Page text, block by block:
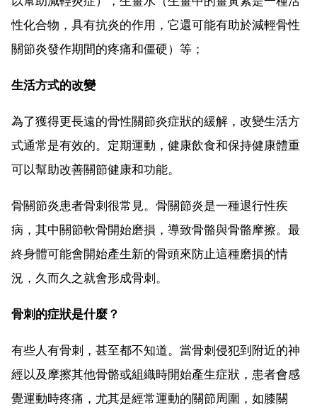
性化合物，具有抗炎的作用，它還可能有助於減輕骨性
關節炎發作期間的疼痛和僵硬）等；
生活方式的改變
為了獲得更長遠的骨性關節炎症狀的緩解，改變生活方
式通常是有效的。定期運動，健康飲食和保持健康體重
可以幫助改善關節健康和功能。
骨關節炎患者骨刺很常見。骨關節炎是一種退行性疾
病，其中關節軟骨開始磨損，導致骨骼與骨骼摩擦。最
終身體可能會開始產生新的骨頭來防止這種磨損的情
況，久而久之就會形成骨刺。
骨刺的症狀是什麼？
有些人有骨刺，甚至都不知道。當骨刺侵犯到附近的神
經以及摩擦其他骨骼或組織時開始產生症狀，患者會感
覺運動時疼痛，尤其是經常運動的關節周圍，如膝關